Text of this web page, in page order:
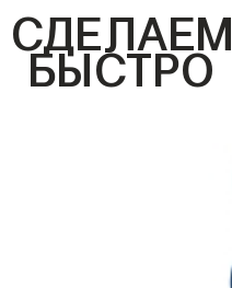
СДЕЛАЕМ
БЫСТРО